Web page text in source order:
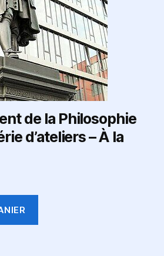
de la Philosophie
d’ateliers – À la